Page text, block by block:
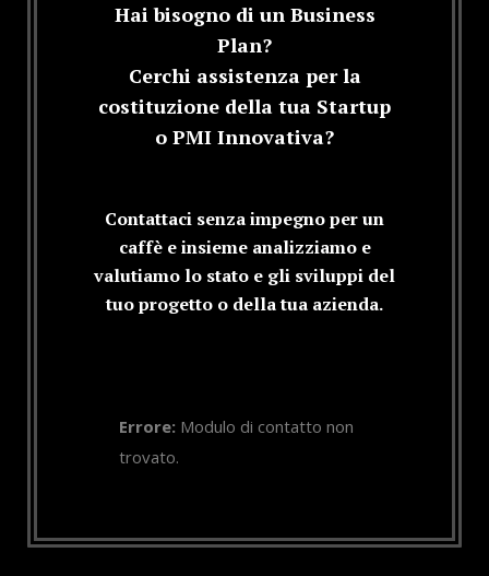
Hai bisogno di un Business
Plan?
Cerchi assistenza per la
costituzione della tua Startup
o PMI Innovativa?
Contattaci senza impegno per un
caffè e insieme analizziamo e
valutiamo lo stato e gli sviluppi del
tuo progetto o della tua azienda.
Errore: Modulo di contatto non
trovato.